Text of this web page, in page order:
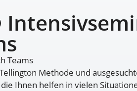
Teams
Methode und
Ihnen helfen in vielen